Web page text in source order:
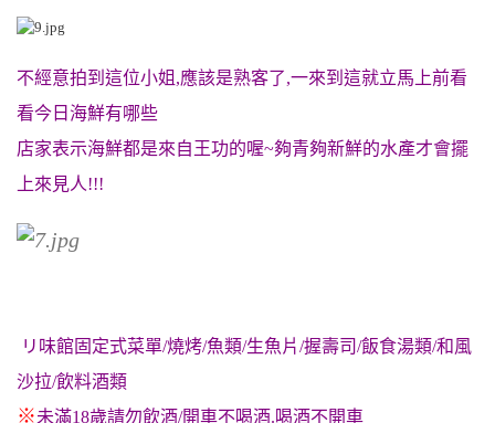
不經意拍到這位小姐,應該是熟客了,一來到這就立馬上前看
看今日海鮮有哪些
店家表示海鮮都是來自王功的喔~夠青夠新鮮的水產才會擺
上來見人!!!
リ味館固定式菜單/燒烤/魚類/生魚片/握壽司/飯食湯類/和風
沙拉/飲料酒類
※未滿18歲請勿飲酒/開車不喝酒.喝酒不開車